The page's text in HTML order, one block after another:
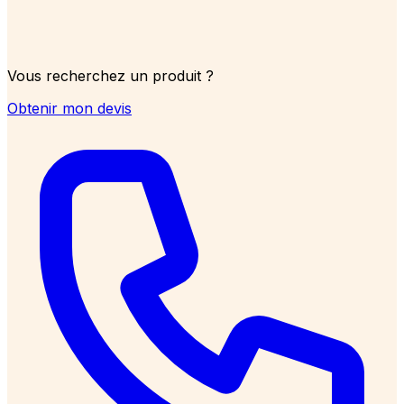
Vous recherchez un produit ?
Obtenir mon devis